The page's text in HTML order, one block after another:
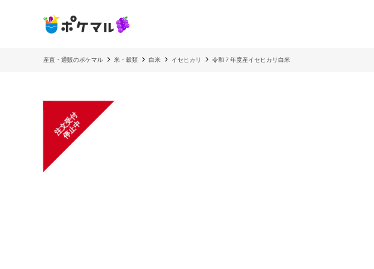
産直・通販のポケマル 米・穀類 白米 イセヒカリ 令和７年度産イセヒカリ白米
注
文
受
付
停
止
中